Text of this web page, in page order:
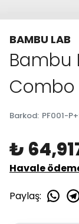
BAMBU LAB
Bambu
Combo
Barkod: PF001-
₺
Havale
Paylaş: